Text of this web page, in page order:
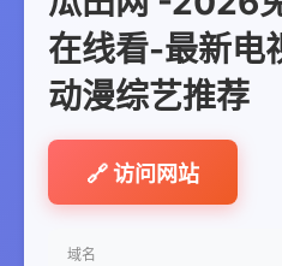
在线看-最新电
动漫综艺推荐
🔗 访问网站
域名